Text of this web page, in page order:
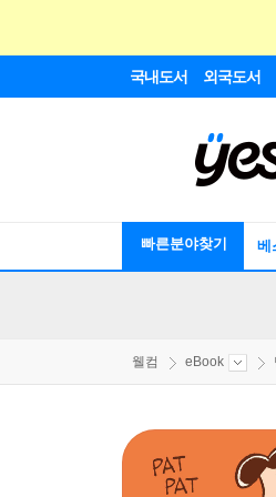
국내도서 외국도서
빠른분야찾기 베
웰컴 eBook